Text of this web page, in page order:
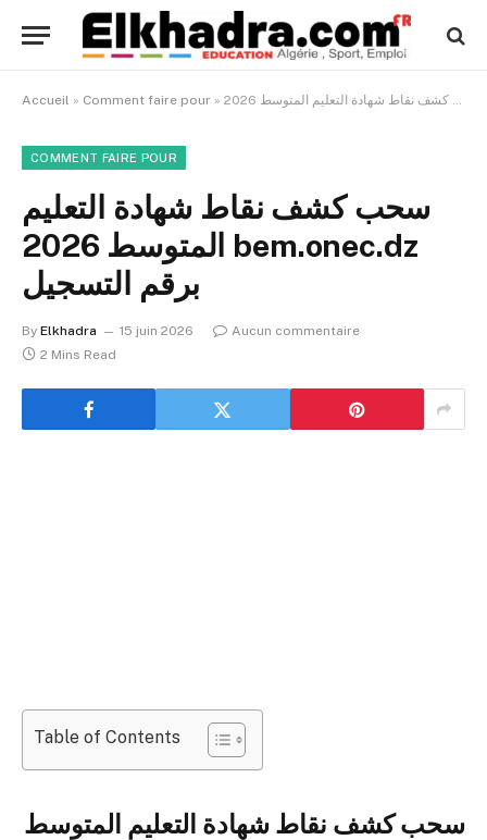
Accueil » Comment faire pour »
COMMENT FAIRE POUR
سحب كشف نقاط شهادة التعليم
المتوسط 2026 bem.onec.dz
برقم التسجيل
By Elkhadra 15 juin 2026
Aucun commentaire
2 Mins Read
Table of Contents
سحب كشف نقاط شهادة التعليم المتوسط